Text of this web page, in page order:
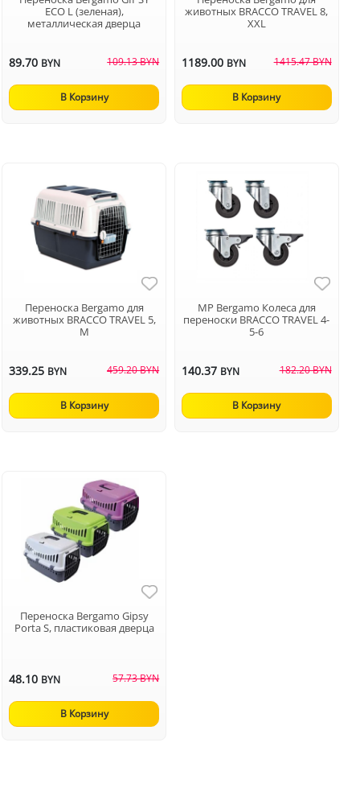
ECO L (зеленая),
металлическая дверца
89.70 BYN 109.13 BYN
В Корзину
животных BRACCO TRAVEL 8,
XXL
1189.00 BYN 1415.47 BYN
В Корзину
Переноска Bergamo для
животных BRACCO TRAVEL 5,
M
339.25 BYN 459.20 BYN
В Корзину
MP Bergamo Колеса для
переноски BRACCO TRAVEL 4-
5-6
140.37 BYN 182.20 BYN
В Корзину
Переноска Bergamo Gipsy
Porta S, пластиковая дверца
48.10 BYN 57.73 BYN
В Корзину